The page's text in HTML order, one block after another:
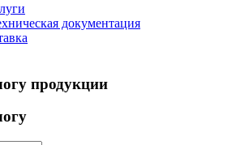
документация
продукции